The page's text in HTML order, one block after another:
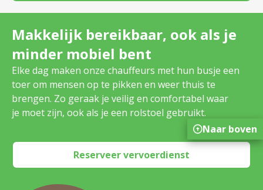
Makkelijk bereikbaar, ook als je
minder mobiel bent
Elke dag maken onze chauffeurs met hun busje een
toer om mensen op te pikken en weer thuis te
brengen. Zo geraak je veilig en comfortabel waar
je moet zijn, ook als je een rolstoel gebruikt.
Reserveer vervoerdienst
Naar boven